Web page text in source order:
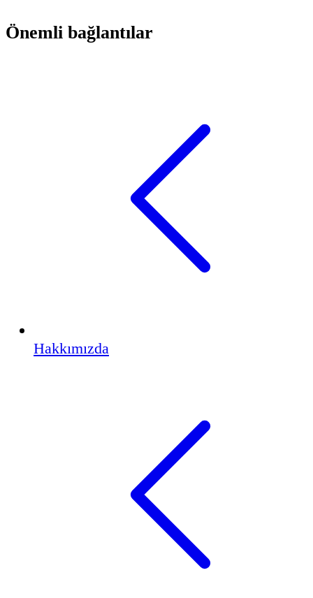
Önemli bağlantılar
Hakkımızda